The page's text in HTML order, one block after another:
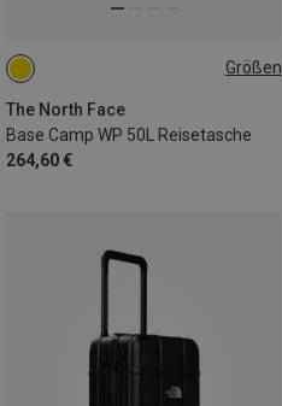
Größen
The North Face
Base Camp WP 50L Reisetasche
264,60 €
50L